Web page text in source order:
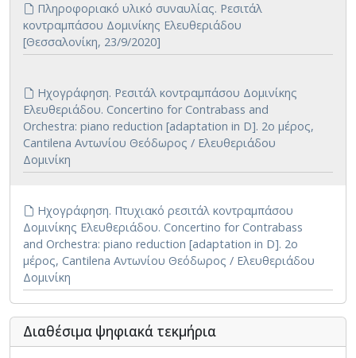
Πληροφοριακό υλικό συναυλίας. Ρεσιτάλ
κοντραμπάσου Δομινίκης Ελευθεριάδου
[Θεσσαλονίκη, 23/9/2020]
Ηχογράφηση. Ρεσιτάλ κοντραμπάσου Δομινίκης
Ελευθεριάδου. Concertino for Contrabass and
Orchestra: piano reduction [adaptation in D]. 2ο μέρος,
Cantilena Αντωνίου Θεόδωρος / Ελευθεριάδου
Δομινίκη
Ηχογράφηση. Πτυχιακό ρεσιτάλ κοντραμπάσου
Δομινίκης Ελευθεριάδου. Concertino for Contrabass
and Orchestra: piano reduction [adaptation in D]. 2ο
μέρος, Cantilena Αντωνίου Θεόδωρος / Ελευθεριάδου
Δομινίκη
Διαθέσιμα ψηφιακά τεκμήρια